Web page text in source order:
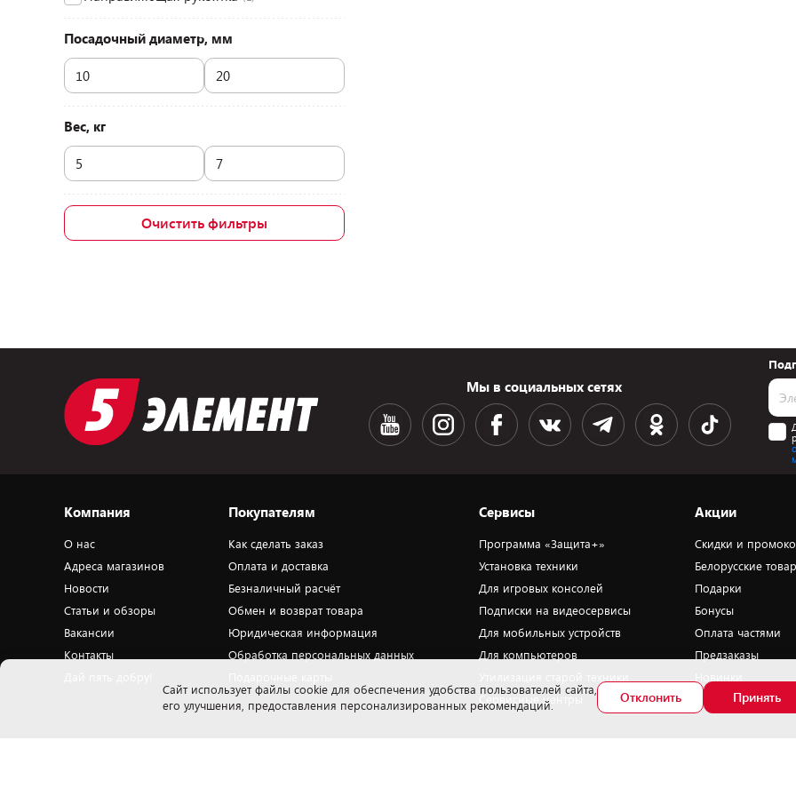
Посадочный диаметр, мм
Вес, кг
Очистить фильтры
Мы в социальных сетях
Компания
О нас
Адреса магазинов
Новости
Статьи и обзоры
Вакансии
Контакты
Покупателям
Как сделать заказ
Оплата и доставка
Безналичный расчёт
Обмен и возврат товара
Юридическая информация
Обработка персональных данных
Сервисы
Программа «Защита+»
Установка техники
Для игровых консолей
Подписки на видеосервисы
Для мобильных устройств
Для компьютеров
Сервисные центры
Акции
Скидки и
Белорусские
Подарки
Бонусы
Оплата частями
Предзаказы
Cайт использует файлы cookie для обеспечения удобства пользователей сайта,
его улучшения, предоставления персонализированных рекомендаций.
Отклонить Принять